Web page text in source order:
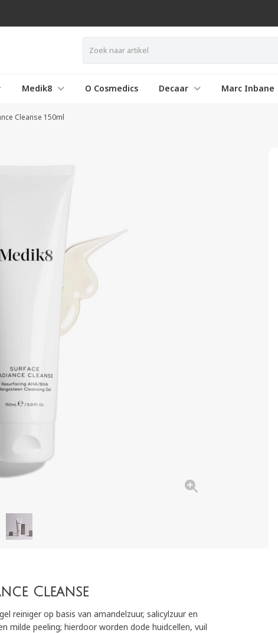
Medik8 O Cosmedics Decaar Marc Inbane
Cleanse 150ml
Cleanse
reiniger op basis van amandelzuur, salicylzuur en
milde peeling; hierdoor worden dode huidcellen, vuil